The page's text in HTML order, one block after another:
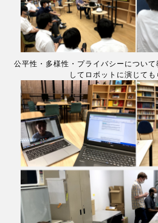
公平性・多様性・プライバシーについ
してロボットに演じても